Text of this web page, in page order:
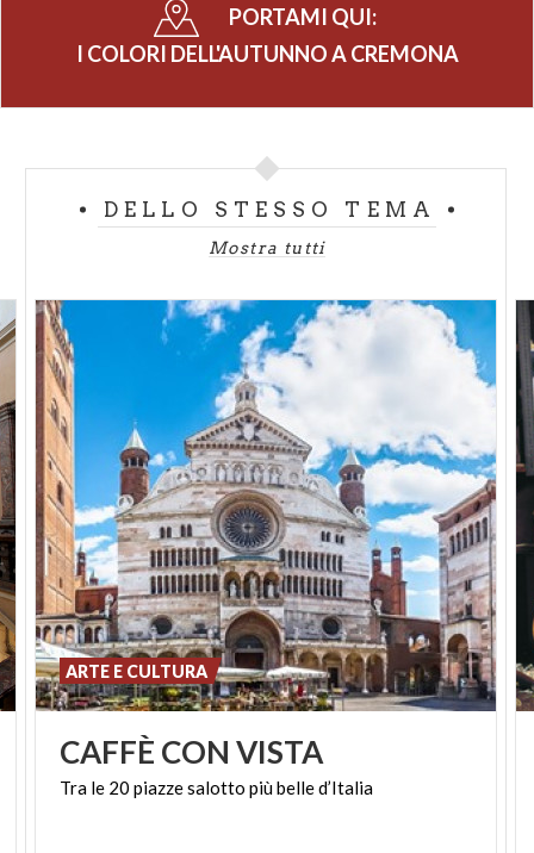
già entrata dentro.
Una dolce suggestione e un respiro più ampio fatto
da questo che si riconosce, da quella briciola che
Cremona rimane, cambia volto ad ogni stagione ma
non perde mai il suo splendore.
Ph. Salvo Liuzzi Photographer
PORTAMI QUI:
I COLORI DELL'AUTUNNO A CREMONA
DELLO STESSO TEMA
Mostra tutti
CAFFÈ CON VISTA
Tra le 20 piazzesalotto piùbelled’Italia
ARTE E CULTURA